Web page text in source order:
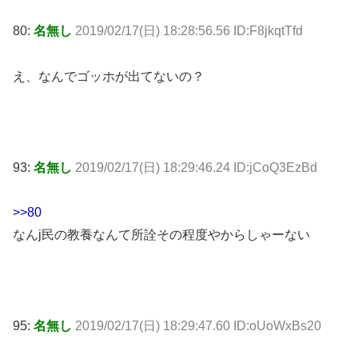
80: 名無し 2019/02/17(日) 18:28:56.56 ID:F8jkqtTfd
え、なんでゴッホが出てないの？
93: 名無し 2019/02/17(日) 18:29:46.24 ID:jCoQ3EzBd
>>80
なんj民の教養なんて所詮その程度やからしゃーない
95: 名無し 2019/02/17(日) 18:29:47.60 ID:oUoWxBs20